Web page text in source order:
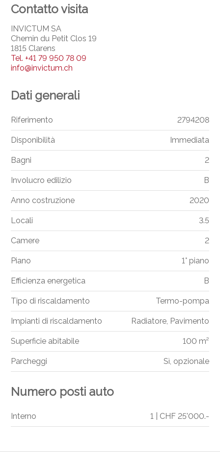
Contatto visita
INVICTUM SA
Chemin du Petit Clos 19
1815 Clarens
Tel.+41 79 950 78 09
info@invictum.ch
Dati generali
Riferimento 2794208
Disponibilità Immediata
Bagni 2
Involucro edilizio B
Anno costruzione 2020
Locali 3.5
Camere 2
Piano 1° piano
Efficienza energetica B
Tipo di riscaldamento Termo-pompa
Impianti di riscaldamento Radiatore, Pavimento
Superficie abitabile 100 m²
Parcheggi Sì, opzionale
Numero posti auto
Interno 1 | CHF 25'000.-